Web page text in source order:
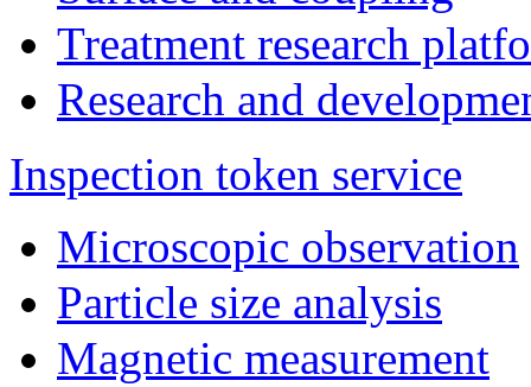
Treatment research
Research and
Inspection token service
Microscopic observation
Particle size analysis
Magnetic measurement